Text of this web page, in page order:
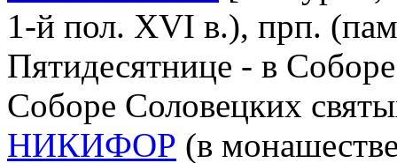
1-й пол. XVI в.), прп.
Пятидесятнице - в
Соборе Соловецких
НИКИФОР (в